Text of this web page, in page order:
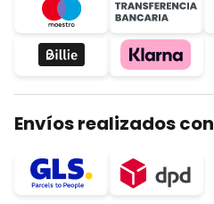
Envíos realizados con